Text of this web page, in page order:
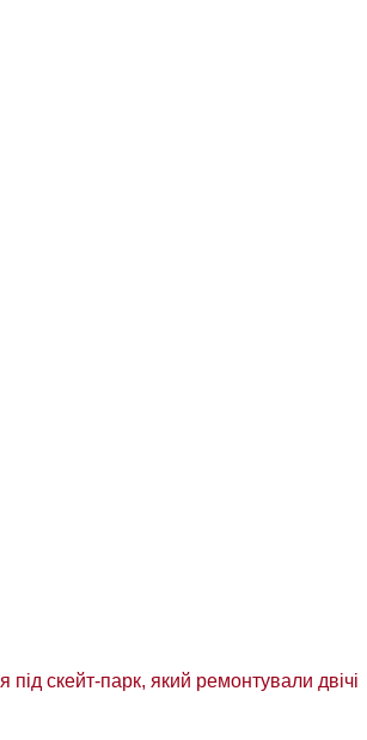
скейт-парк, який ремонтували двічі